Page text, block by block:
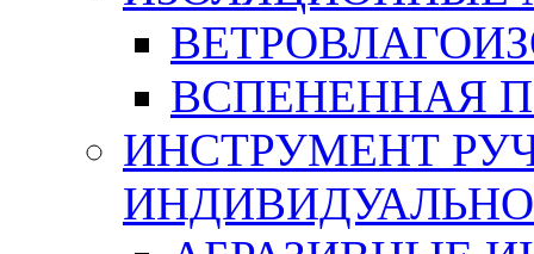
ВСПЕНЕННАЯ
ИНСТРУМЕНТ